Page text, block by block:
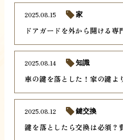
ドアガードを外から開ける専
2025.08.15 家
車の鍵を落とした！家の鍵よ
2025.08.14 知識
鍵を落としたら交換は必須？
2025.08.12 鍵交換